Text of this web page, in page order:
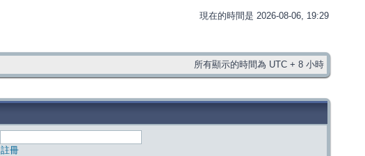
現在的時間是 2026-08-06, 19:29
所有顯示的時間為 UTC + 8 小時
註冊